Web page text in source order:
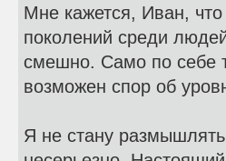
Мне кажется, Иван,
поколений среди
смешно. Само по себе
возможен спор об
Я не стану